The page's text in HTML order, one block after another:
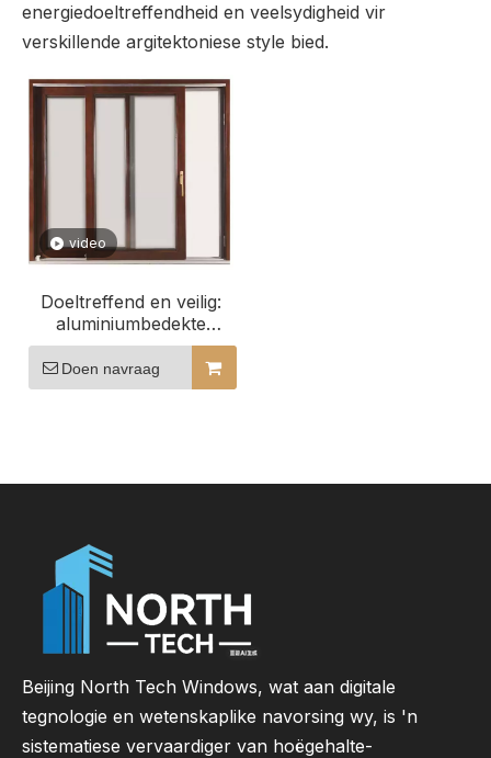
energiedoeltreffendheid en veelsydigheid vir
verskillende argitektoniese style bied.
video
Doeltreffend en veilig:
aluminiumbedekte
houtskuifvensters vir
gasvryheidsgeboue
Doen navraag
Beijing North Tech Windows, wat aan digitale
tegnologie en wetenskaplike navorsing wy, is 'n
sistematiese vervaardiger van hoëgehalte-